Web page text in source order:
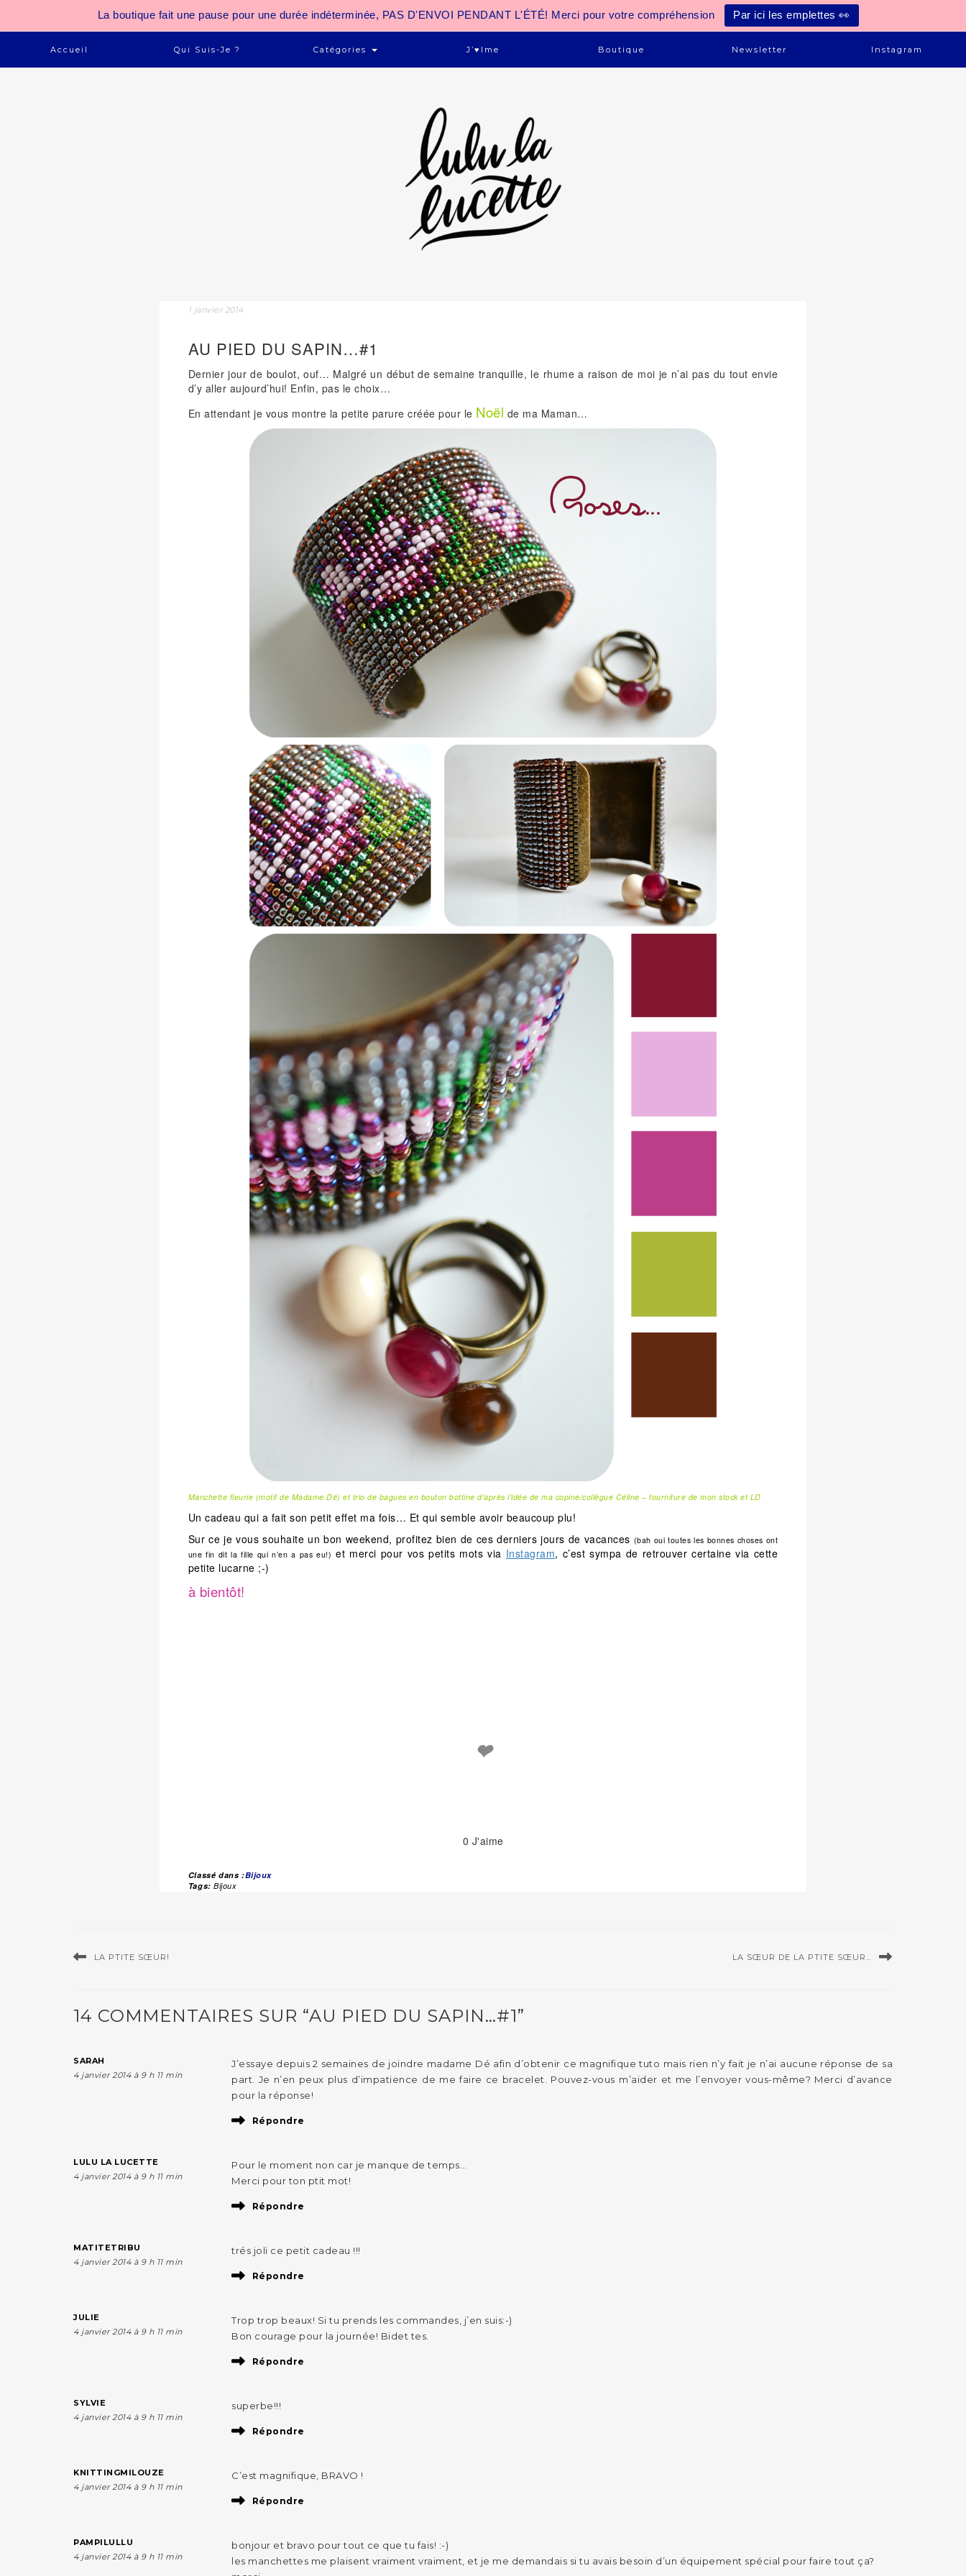
La boutique fait une pause pour une durée indéterminée, PAS D'ENVOI PENDANT L'ÉTÉ! Merci pour votre compréhension Par ici les emplettes 👀
Accueil Qui Suis-Je ? Catégories J’♥ime Boutique Newsletter Instagram
1 janvier 2014
AU PIED DU SAPIN…#1
Dernier jour de boulot, ouf… Malgré un début de semaine tranquille, le rhume a raison de moi je n’ai pas du tout envie
d’y aller aujourd’hui! Enfin, pas le choix…
En attendant je vous montre la petite parure créée pour le Noël de ma Maman…
Manchette fleurie (motif de Madame Dé) et trio de bagues en bouton bottine d’après l’idée de ma copine/collègue Céline – fourniture de mon stock et LD
Un cadeau qui a fait son petit effet ma fois… Et qui semble avoir beaucoup plu!
Sur ce je vous souhaite un bon weekend, profitez bien de ces derniers jours de vacances (bah oui toutes les bonnes choses ont
une fin dit la fille qui n’en a pas eu!) et merci pour vos petits mots via Instagram, c’est sympa de retrouver certaine via cette
petite lucarne ;-)
à bientôt!
❤
0 J'aime
Classé dans :Bijoux
Tags:Bijoux
LA PTITE SŒUR! LA SŒUR DE LA PTITE SŒUR…
14 COMMENTAIRES SUR “AU PIED DU SAPIN…#1”
SARAH
4 janvier 2014 à 9 h 11 min
J’essaye depuis 2 semaines de joindre madame Dé afin d’obtenir ce magnifique tuto mais rien n’y fait je n’ai aucune réponse de sa
part. Je n’en peux plus d’impatience de me faire ce bracelet. Pouvez-vous m’aider et me l’envoyer vous-même? Merci d’avance
pour la réponse!
Répondre
LULU LA LUCETTE
4 janvier 2014 à 9 h 11 min
Pour le moment non car je manque de temps…
Merci pour ton ptit mot!
Répondre
MATITETRIBU
4 janvier 2014 à 9 h 11 min
trés joli ce petit cadeau !!!
Répondre
JULIE
4 janvier 2014 à 9 h 11 min
Trop trop beaux! Si tu prends les commandes, j’en suis:-)
Bon courage pour la journée! Bidet tes.
Répondre
SYLVIE
4 janvier 2014 à 9 h 11 min
superbe!!!
Répondre
KNITTINGMILOUZE
4 janvier 2014 à 9 h 11 min
C’est magnifique, BRAVO !
Répondre
PAMPILULLU
4 janvier 2014 à 9 h 11 min
bonjour et bravo pour tout ce que tu fais! :-)
les manchettes me plaisent vraiment vraiment, et je me demandais si tu avais besoin d’un équipement spécial pour faire tout ça?